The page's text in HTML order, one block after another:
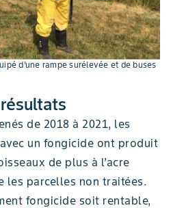
d’une rampe surélevée et de buses
de 2018 à 2021, les
un fongicide ont produit
de plus à l’acre
les parcelles non traitées.
fongicide soit rentable,